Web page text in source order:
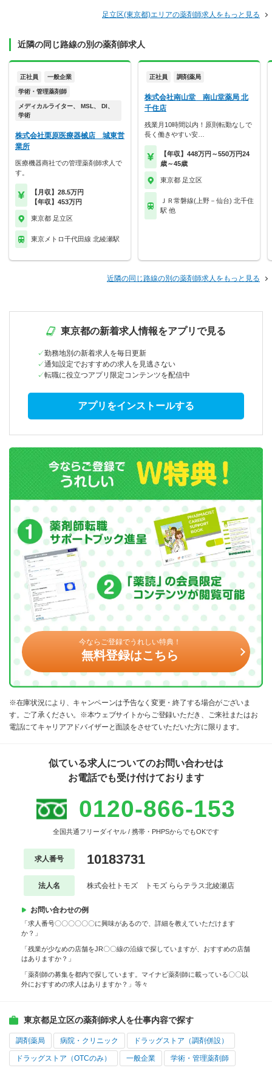
足立区(東京都)エリアの薬剤師求人をもっと見る
近隣の同じ路線の別の薬剤師求人
正社員 一般企業
学術・管理薬剤師
メディカルライター、 MSL、 DI、
学術
株式会社栗原医療器械店 城東営
業所
医療機器商社での管理薬剤師求人で
す。
【月収】28.5万円
【年収】453万円
東京都 足立区
東京メトロ千代田線 北綾瀬駅
正社員 調剤薬局
株式会社南山堂 南山堂薬局 北
千住店
残業月10時間以内！原則転勤なしで
長く働きやすい安…
【年収】448万円～550万円24
歳～45歳
東京都 足立区
ＪＲ常磐線(上野－仙台) 北千住
駅 他
近隣の同じ路線の別の薬剤師求人をもっと見る
東京都の新着求人情報をアプリで見る
勤務地別の新着求人を毎日更新
通知設定でおすすめの求人を見逃さない
転職に役立つアプリ限定コンテンツを配信中
アプリをインストールする
今ならご登録でうれしい特典！
無料登録はこちら
※在庫状況により、キャンペーンは予告なく変更・終了する場合がございま
す。ご了承ください。※本ウェブサイトからご登録いただき、ご来社またはお
電話にてキャリアアドバイザーと面談をさせていただいた方に限ります。
似ている求人についてのお問い合わせは
お電話でも受け付けております
0120-866-153
全国共通フリーダイヤル / 携帯・PHPSからでもOKです
求人番号 10183731
法人名 株式会社トモズ トモズ ららテラス北綾瀬店
お問い合わせの例
「求人番号〇〇〇〇〇〇に興味があるので、詳細を教えていただけます
か？」
「残業が少なめの店舗をJR〇〇線の沿線で探していますが、おすすめの店舗
はありますか？」
「薬剤師の募集を都内で探しています。マイナビ薬剤師に載っている〇〇以
外におすすめの求人はありますか？」等々
東京都足立区の薬剤師求人を仕事内容で探す
調剤薬局 病院・クリニック ドラッグストア（調剤併設）
ドラッグストア（OTCのみ） 一般企業 学術・管理薬剤師